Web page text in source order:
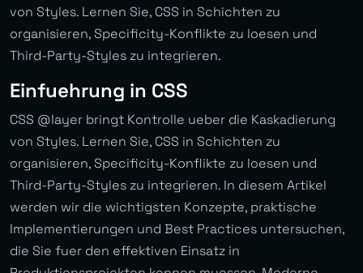
von Styles. Lernen Sie, CSS in Schichten zu
organisieren, Specificity-Konflikte zu loesen und
Third-Party-Styles zu integrieren.
Einfuehrung in CSS
CSS @layer bringt Kontrolle ueber die Kaskadierung
von Styles. Lernen Sie, CSS in Schichten zu
organisieren, Specificity-Konflikte zu loesen und
Third-Party-Styles zu integrieren. In diesem Artikel
werden wir die wichtigsten Konzepte, praktische
Implementierungen und Best Practices untersuchen,
die Sie fuer den effektiven Einsatz in